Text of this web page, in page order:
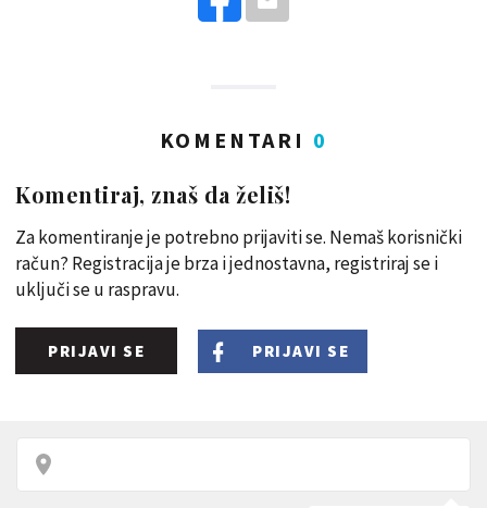
KOMENTARI 0
Komentiraj, znaš da želiš!
Za komentiranje je potrebno prijaviti se. Nemaš korisnički
račun? Registracija je brza i jednostavna, registriraj se i
uključi se u raspravu.
PRIJAVI SE PRIJAVI SE